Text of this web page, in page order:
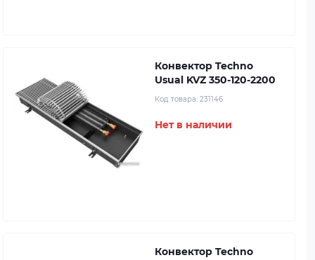
Конвектор Techno
Usual KVZ 350-120-2200
Код товара: 231146
Нет в наличии
Конвектор Techno